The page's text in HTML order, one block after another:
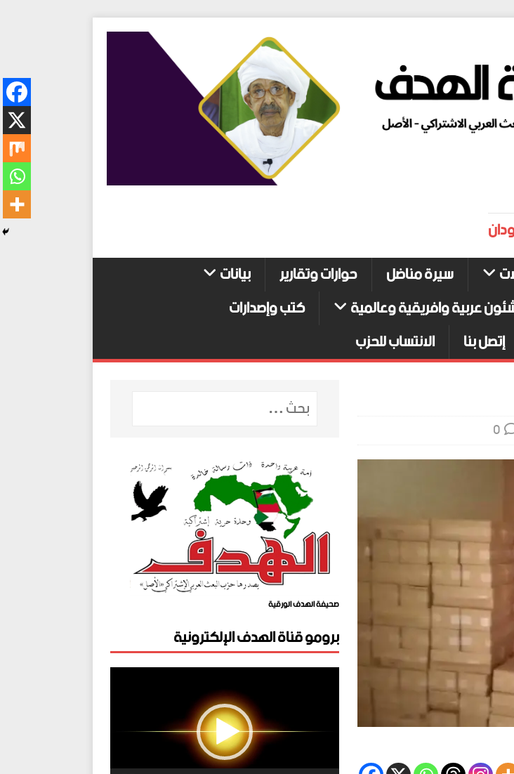
سيرة مناضل حوارات وتقارير
بيانات
عربية وافريقية وعالمية
كتب وإصدارات
إتصل بنا
الانتساب للحزب
0
صحيفة الهدف الورقية
برومو قناة الهدف الإلكترونية
مشغل